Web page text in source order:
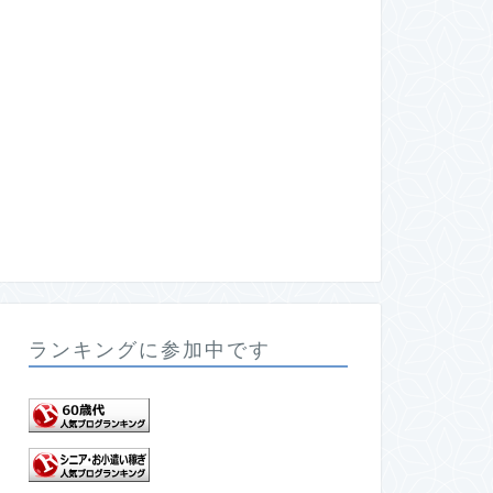
ランキングに参加中です